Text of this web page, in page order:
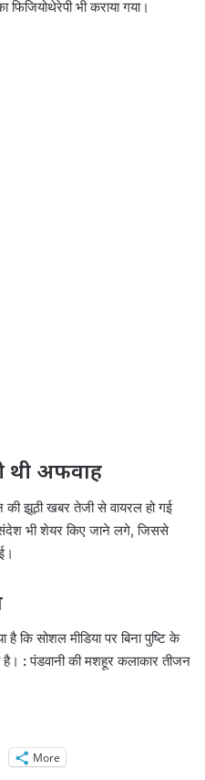
भी कराया गया।
थी अफवाह
की झूठी खबर तेजी से वायरल हो गई
संदेश भी शेयर किए जाने लगे, जिससे
कि सोशल मीडिया पर बिना पुष्टि के
:पंडवानी की मशहूर कलाकार तीजन
More